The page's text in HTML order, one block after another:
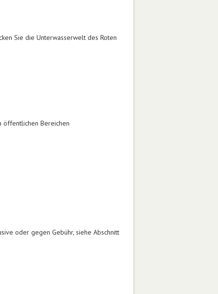
Sie die Unterwasserwelt des Roten
öffentlichen Bereichen
oder gegen Gebühr, siehe Abschnitt